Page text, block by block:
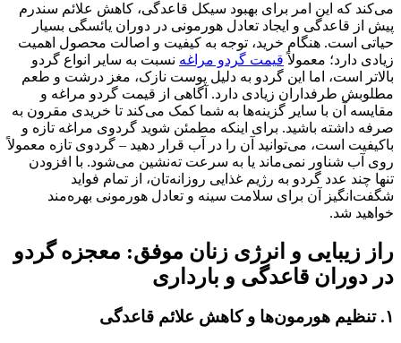
می‌کند که این امر برای بهبود سیکل قاعدگی، کاهش علائم سندرم
پیش از قاعدگی و ایجاد تعادل هورمونی در دوران یائسگی بسیار
حیاتی است. هنگام خرید، توجه به کیفیت و اصالت محصول اهمیت
زیادی دارد؛ معمولاًقیمت‌ گردو‌ مراغه نسبت به سایر انواع گردو
بالاتر است، اما این گردو به دلیل پوست نازک، مغز درشت و طعم
مطلوبش طرفداران زیادی دارد. آگاهی از قیمت‌ گردو‌ مراغه و
مقایسه آن با سایر گزینه‌ها به شما کمک می‌کند تا خریدی مقرون‌ به‌
صرفه داشته باشید. برای اینکه مطمئن شوید گردوی مراغه تازه و
باکیفیت است، می‌توانید آن را در آب قرار دهید – گردوی تازه معمولاً
روی آب شناور نمی‌ماند یا به سرعت ته‌نشین می‌شود. با افزودن
تنها چند عدد گردو به رژیم غذایی روزانه‌تان، از تمام فواید
شگفت‌انگیز آن برای سلامت سینه و تعادل هورمونی بهره‌مند
خواهید شد.
راز زیبایی و انرژی زنان موفق: معجزه گردو
در دوران قاعدگی و بارداری
۱. تنظیم هورمون‌ها و کاهش علائم قاعدگی